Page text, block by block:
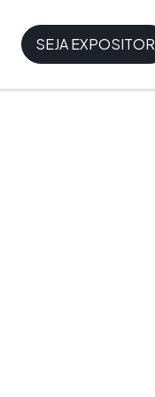
SEJA EXPOSITOR